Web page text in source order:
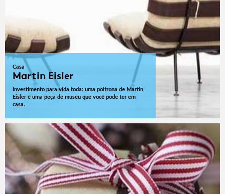
Casa
Martin Eisler
Investimento para vida toda: uma poltrona de Martin
Eisler é uma peça de museu que você pode ter em
casa.